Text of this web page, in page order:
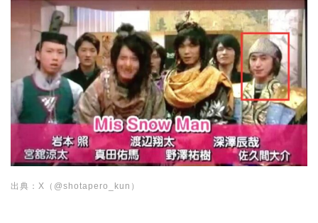
出典：X（@shotapero_kun）